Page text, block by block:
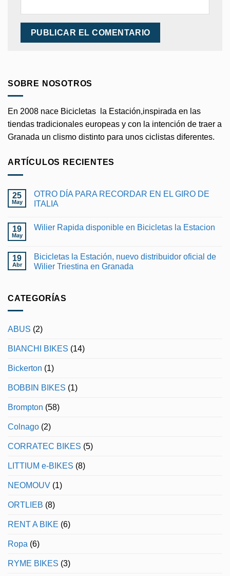
SOBRE NOSOTROS
En 2008 nace Bicicletas la Estación,inspirada en las
tiendas tradicionales europeas y con la intención de traer a
Granada un clismo distinto para unos ciclistas diferentes.
ARTÍCULOS RECIENTES
25
May
OTRO DÍA PARA RECORDAR EN EL GIRO DE
ITALIA
comentarios
PARA
RECORDAR
EN
ITALIA
19
May
Wilier Rapida disponible en Bicicletas la Estacion
en
Wilier
Rapida
la
19
Abr
Bicicletas la Estación, nuevo distribuidor oficial de
Wilier Triestina en Granada
en
Bicicletas
distribuidor
Wilier
Granada
CATEGORÍAS
ABUS (2)
BIANCHI BIKES (14)
Bickerton (1)
BOBBIN BIKES (1)
Brompton (58)
Colnago (2)
CORRATEC BIKES (5)
LITTIUM e-BIKES (8)
NEOMOUV (1)
ORTLIEB (8)
RENT A BIKE (6)
Ropa (6)
RYME BIKES (3)